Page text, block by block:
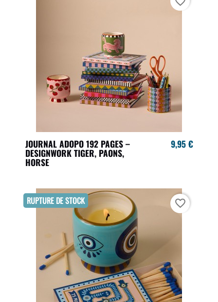
JOURNAL ADOPO 192 PAGES –
DESIGNWORK TIGER, PAONS,
HORSE
9,95 €
RUPTURE DE STOCK favorite_border